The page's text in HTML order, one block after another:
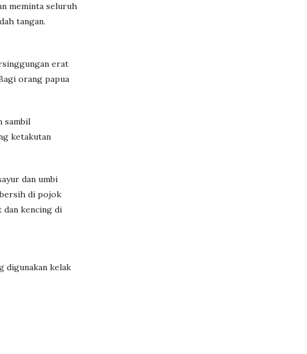
meminta seluruh
tangan.
erat
orang papua
sambil
ketakutan
dan umbi
bersih di pojok
dan kencing di
digunakan kelak